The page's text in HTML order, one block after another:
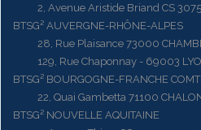
2, Avenue Aristide Briand CS
BTSG² AUVERGNE-RHÔNE-ALPES
28, Rue Plaisance 73000
129, Rue Chaponnay - 69003
BTSG² BOURGOGNE-FRANCHE
22, Quai Gambetta 71100
BTSG² NOUVELLE AQUITAINE